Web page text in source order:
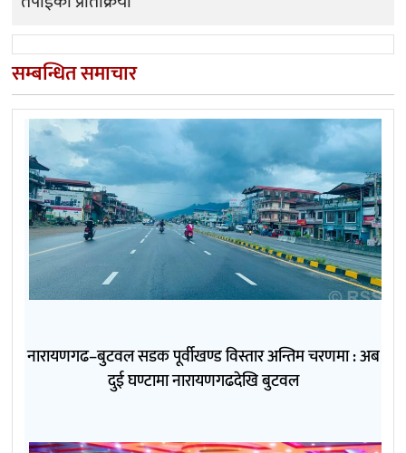
सम्बन्धित समाचार
नारायणगढ–बुटवल सडक पूर्वीखण्ड विस्तार अन्तिम चरणमा : अब
दुई घण्टामा नारायणगढदेखि बुटवल